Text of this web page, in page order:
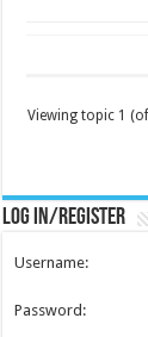
Viewing topic 1
Log in/register
Username:
Password: